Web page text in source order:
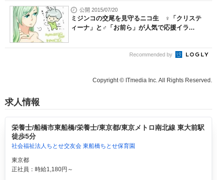
公開 2015/07/20
ミジンコの交尾を見守るニコ生 ♀「クリステ
ィーナ」と♂「お前ら」が人気で応援イラ...
Recommended by
Copyright © ITmedia Inc. All Rights Reserved.
求人情報
栄養士/船橋市東船橋/栄養士/東京都/東京メトロ南北線 東大前駅
徒歩5分
社会福祉法人ちとせ交友会 東船橋ちとせ保育園
東京都
正社員：時給1,180円～